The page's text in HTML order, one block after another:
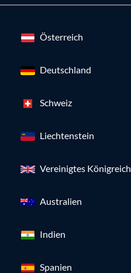
Österreich
Deutschland
Schweiz
Liechtenstein
Vereinigtes Königreich
Australien
Indien
Spanien